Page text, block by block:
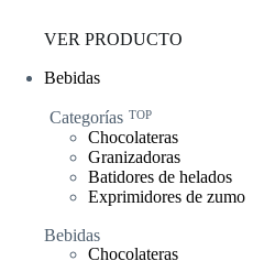
VER PRODUCTO
Bebidas
Categorías TOP
Chocolateras
Granizadoras
Batidores de helados
Exprimidores de zumo
Bebidas
Chocolateras